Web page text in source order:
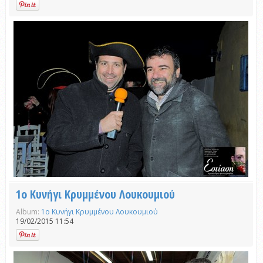
1ο Κυνήγι Κρυμμένου Λουκουμιού
Album: 1ο Κυνήγι Κρυμμένου Λουκουμιού
19/02/2015 11:54